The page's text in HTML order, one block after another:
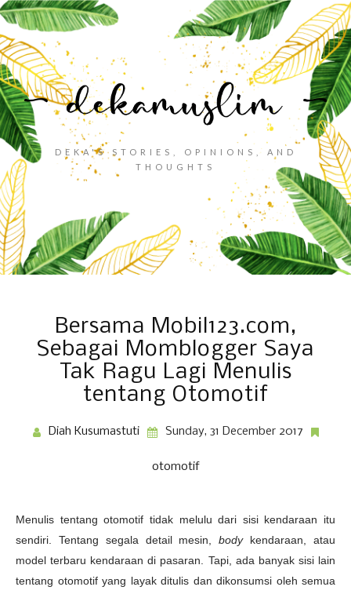
DEKA'S STORIES, OPINIONS, AND
THOUGHTS
Bersama Mobil123.com,
Sebagai Momblogger Saya
Tak Ragu Lagi Menulis
tentang Otomotif
Diah Kusumastuti Sunday, 31 December 2017
otomotif
Menulis tentang otomotif tidak melulu dari sisi kendaraan itu
sendiri. Tentang segala detail mesin,bodykendaraan, atau
model terbaru kendaraan di pasaran. Tapi, ada banyak sisi lain
tentang otomotif yang layak ditulis dan dikonsumsi oleh semua